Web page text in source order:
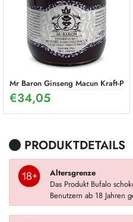
Mr Baron Ginseng Macun Kraft-
€34,05
PRODUKTDETAILS
Altersgrenze
Das Produkt Bufalo
Benutzern ab 18 Jahren